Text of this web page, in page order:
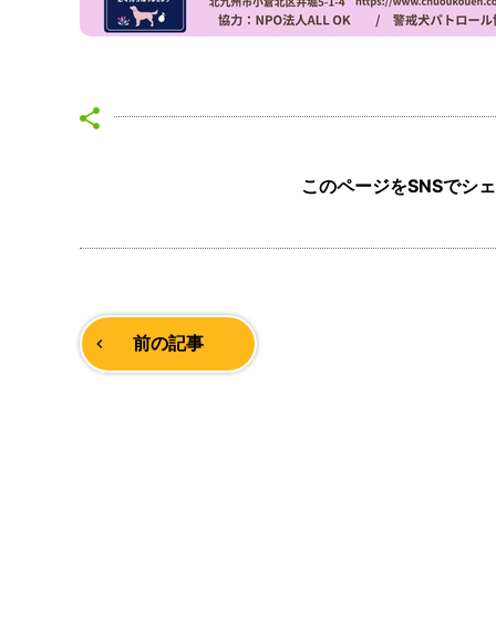
このページをSNSでシ
navigate_before 前の記事